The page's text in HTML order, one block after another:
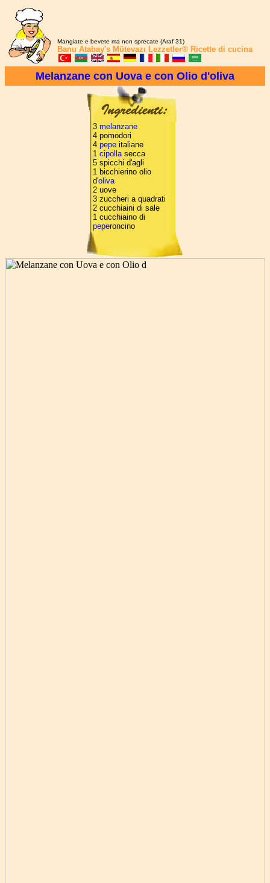
Mangiate e bevete ma non sprecate (Araf 31)
Banu Atabay's Mütevazı Lezzetler® Ricette di cucina
Melanzane con Uova e con Olio d'oliva
3 melanzane
4 pomodori
4 pepe italiane
1 cipollasecca
5 spicchi d'agli
1 bicchierino olio
d'oliva
2 uove
3 zuccheri a quadrati
2 cucchiaini di sale
1 cucchiaino di
peperoncino